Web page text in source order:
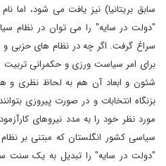
سابق بریتانیا) نیز یافت می شود، اما
"دولت در سایه" را می توان در نظام
سراغ گرفت. اگر چه در نظام های حزبی و
برای امر سیاست ورزی و حکمرانی تربیت
شئون و ابعاد آن هم به لحاظ نظری و
بزنگاه انتخابات و در صورت پیروزی
مورد نظر خود را به مدد نیروهای
سیاسی کشور انگلستان که مبتنی بر
"دولت در سایه" را تبدیل به یک سنت